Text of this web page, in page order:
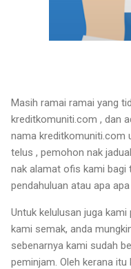
Masih ramai ramai yang
kreditkomuniti.com , dan
nama kreditkomuniti.com
telus , pemohon nak
nak alamat ofis kami bagi
pendahuluan atau apa
Untuk kelulusan juga
kami semak, anda
sebenarnya kami sudah
peminjam. Oleh kerana